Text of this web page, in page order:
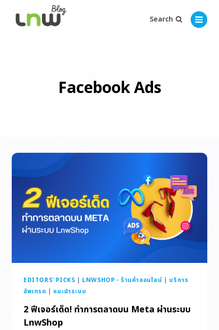
Search
Facebook Ads
EDITORS' PICKS | LNWSHOP - ร้านค้าออนไลน์ | บริการ
อัพเกรด | แนะนำระบบ
2 ฟีเจอร์เด็ด! ทำการตลาดบน Meta ผ่านระบบ
LnwShop